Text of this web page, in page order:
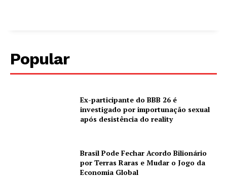
Popular
Ex-participante do BBB 26 é
investigado por importunação sexual
após desistência do reality
Brasil Pode Fechar Acordo Bilionário
por Terras Raras e Mudar o Jogo da
Economia Global